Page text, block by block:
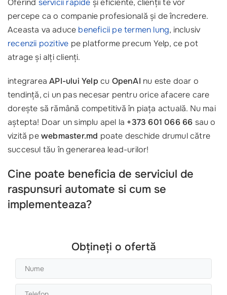
percepe ca o companie profesională și de încredere.
Aceasta va aduce beneficii pe termen lung, inclusiv
recenzii pozitive pe platforme precum Yelp, ce pot
atrage și alți clienți.
integrareaAPI-ului Yelp cu OpenAI nu este doar o
tendință, ci un pas necesar pentru orice afacere care
dorește să rămână competitivă în piața actuală. Nu mai
aștepta! Doar un simplu apel la +373 601 066 66 sau o
vizită pewebmaster.md poate deschide drumul către
succesul tău în generarea lead-urilor!
Cine poate beneficia de serviciul de
raspunsuri automate si cum se
implementeaza?
Obțineți o ofertă